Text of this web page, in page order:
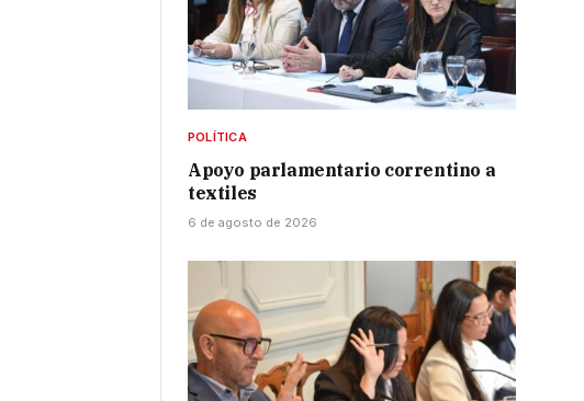
POLÍTICA
Apoyo parlamentario correntino a
textiles
6 de agosto de 2026